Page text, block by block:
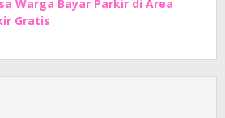
Warga Bayar Parkir di Area
Gratis